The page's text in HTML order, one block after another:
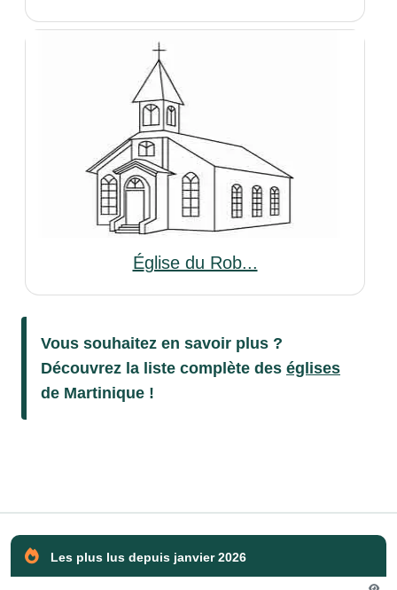
Église du Rob...
Vous souhaitez en savoir plus ?
Découvrez la liste complète des églises
de Martinique !
Les plus lus depuis janvier 2026